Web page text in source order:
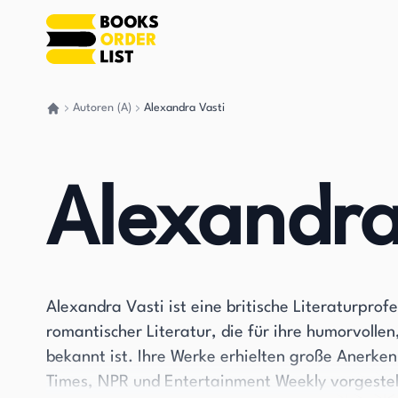
Autoren (A) Alexandra Vasti
Alexandra Vasti ist eine britische
romantischer Literatur, die für ihre
bekannt ist. Ihre Werke erhielten große
Times, NPR und Entertainment Weekly